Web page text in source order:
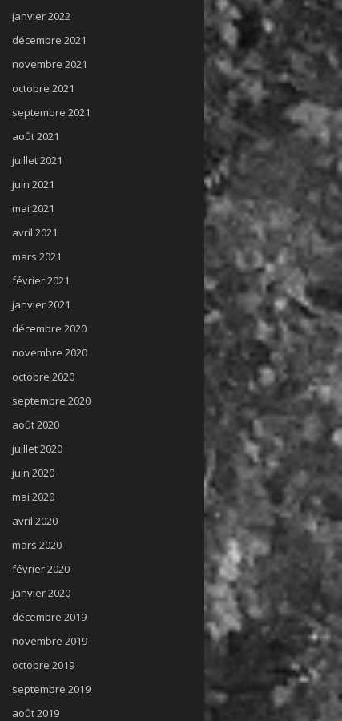
janvier 2022
décembre 2021
novembre 2021
octobre 2021
septembre 2021
août 2021
juillet 2021
juin 2021
mai 2021
avril 2021
mars 2021
février 2021
janvier 2021
décembre 2020
novembre 2020
octobre 2020
septembre 2020
août 2020
juillet 2020
juin 2020
mai 2020
avril 2020
mars 2020
février 2020
janvier 2020
décembre 2019
novembre 2019
octobre 2019
septembre 2019
août 2019